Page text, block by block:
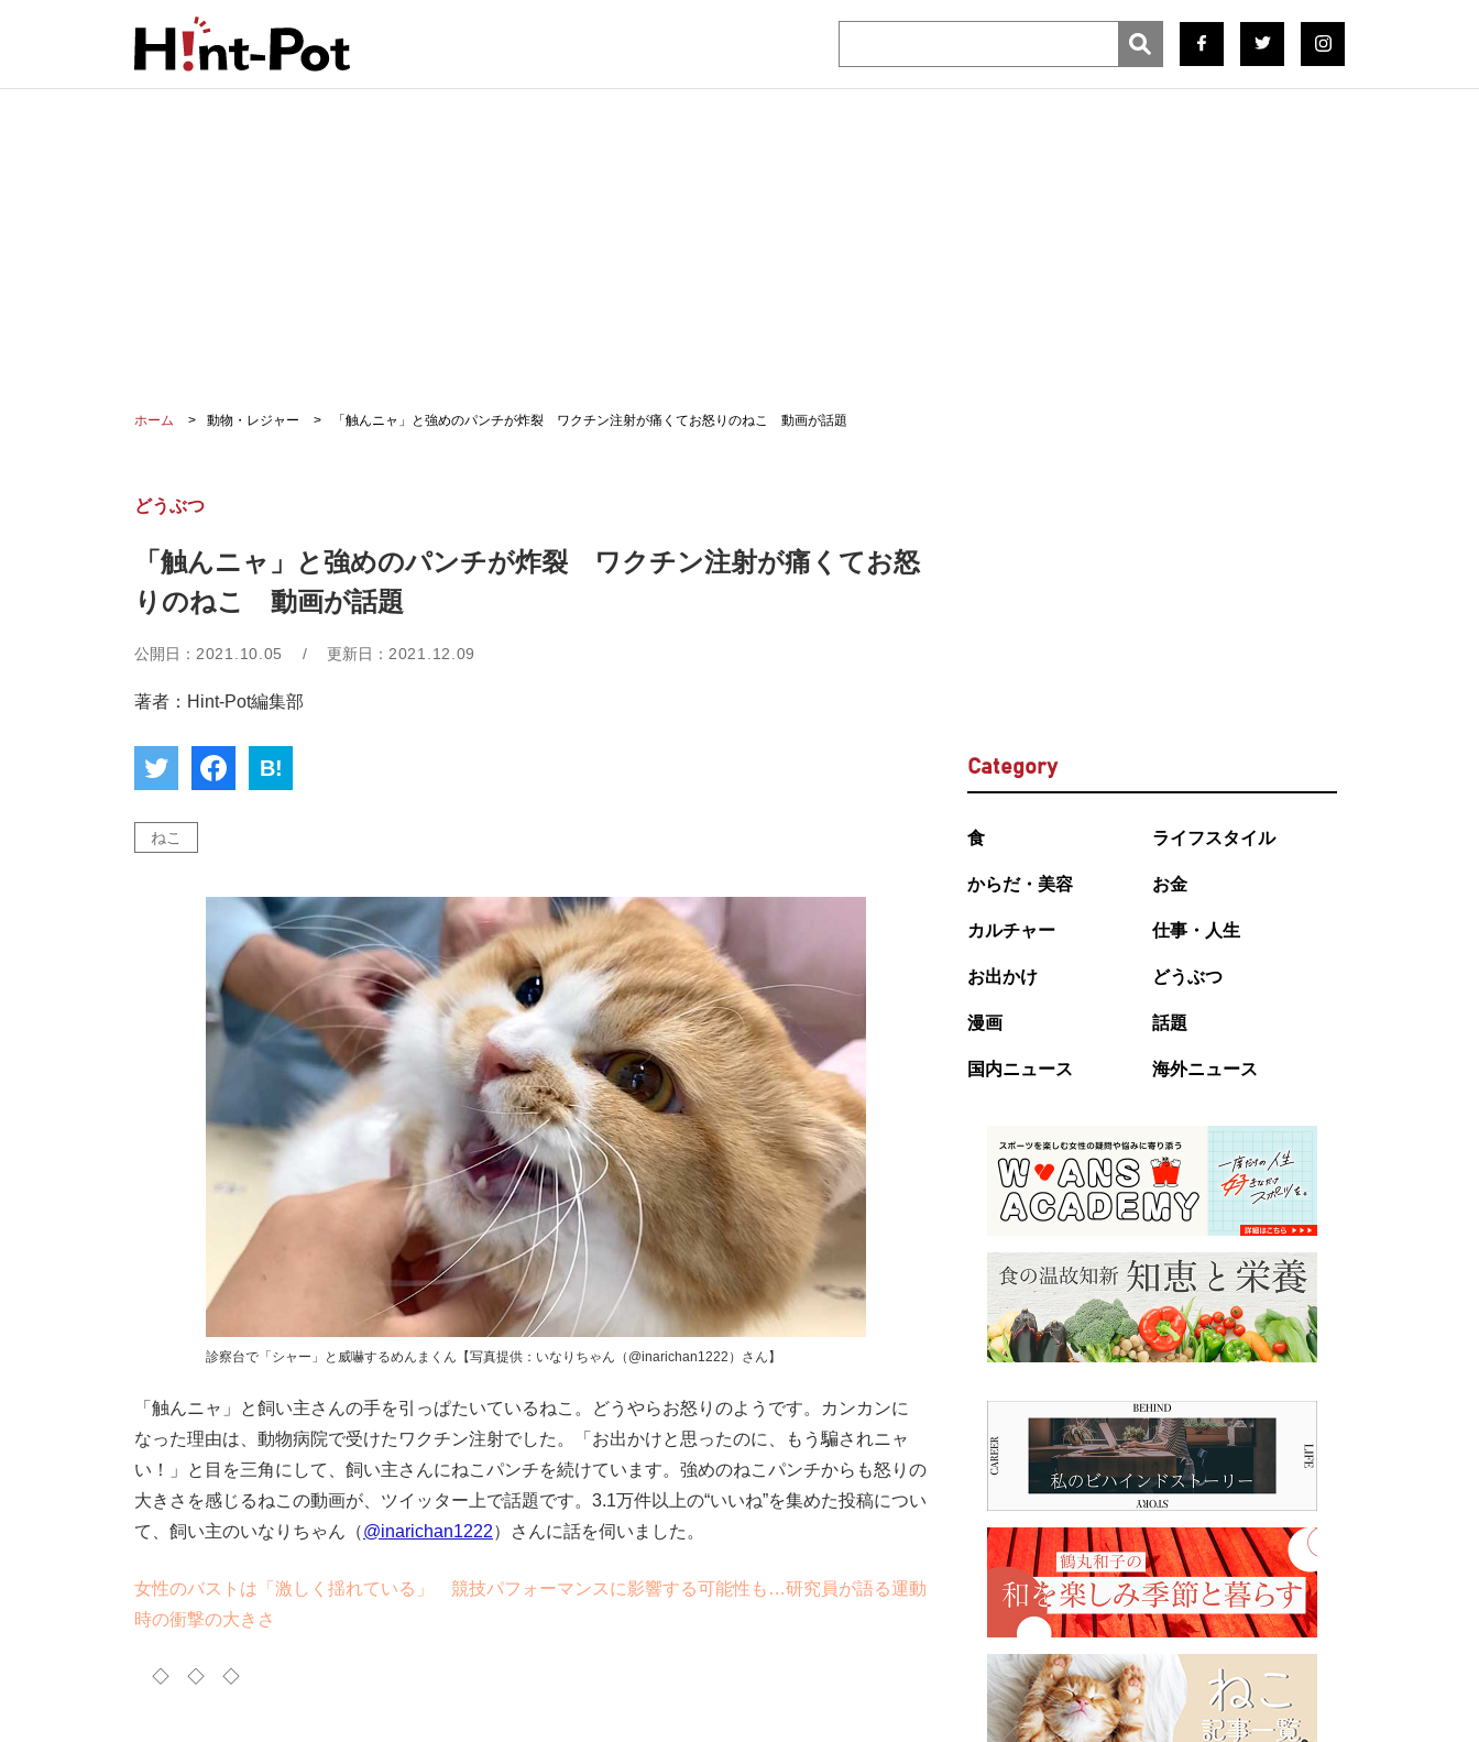
ホーム 動物・レジャー 「触んニャ」と強めのパンチが炸裂 ワクチン注射が痛くてお怒りのねこ 動画が話題
どうぶつ
「触んニャ」と強めのパンチが炸裂 ワクチン注射が痛くてお怒
りのねこ 動画が話題
公開日： 2021.10.05 / 更新日： 2021.12.09
著者：Hint-Pot編集部
B!
ねこ
診察台で「シャー」と威嚇するめんまくん【写真提供：いなりちゃん（@inarichan1222）さん】
「触んニャ」と飼い主さんの手を引っぱたいているねこ。どうやらお怒りのようです。カンカンに
なった理由は、動物病院で受けたワクチン注射でした。「お出かけと思ったのに、もう騙されニャ
い！」と目を三角にして、飼い主さんにねこパンチを続けています。強めのねこパンチからも怒りの
大きさを感じるねこの動画が、ツイッター上で話題です。3.1万件以上の“いいね”を集めた投稿につい
て、飼い主のいなりちゃん（@inarichan1222）さんに話を伺いました。
女性のバストは「激しく揺れている」 競技パフォーマンスに影響する可能性も…研究員が語る運動
時の衝撃の大きさ
◇ ◇ ◇
Category
食 ライフスタイル
からだ・美容 お金
カルチャー 仕事・人生
お出かけ どうぶつ
漫画 話題
国内ニュース 海外ニュース